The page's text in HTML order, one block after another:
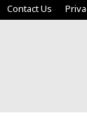
Contact Us